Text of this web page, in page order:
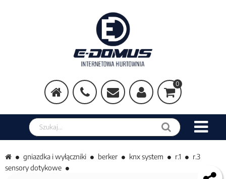
0
Szukaj w sklepie
gniazdka i wyłączniki berker knx system r.1
r.3
sensory dotykowe